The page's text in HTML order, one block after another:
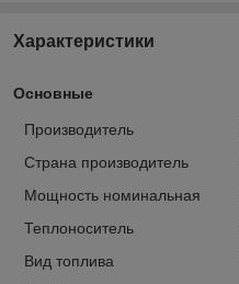
Характеристики
Основные
Производитель
Страна производитель
Мощность номинальная
Теплоноситель
Вид топлива